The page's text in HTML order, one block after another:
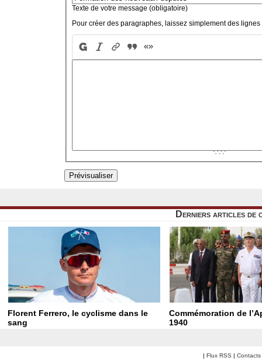
Texte de votre message (obligatoire)
Pour créer des paragraphes, laissez simplement des lignes
Derniers articles de
Florent Ferrero, le cyclisme dans le
sang
Commémoration de
1940
| Flux RSS | Contacts